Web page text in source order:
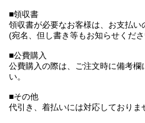
■領収書
領収書が必要なお客様は、お支払い
(宛名、但し書き等もお知らせくだ
■公費購入
公費購入の際は、ご注文時に備考欄
い。
■その他
代引き、着払いには対応しておりま